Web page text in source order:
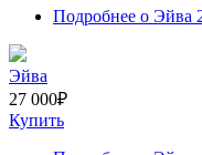
Подробнее о Эйва
Эйва
27 000₽
Купить